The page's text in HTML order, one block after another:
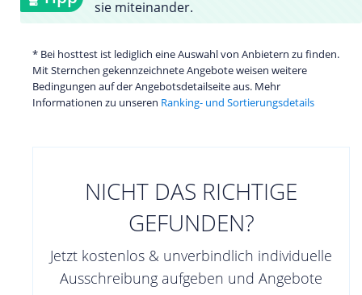
sie miteinander.
* Bei hosttest ist lediglich eine Auswahl von Anbietern zu finden.
Mit Sternchen gekennzeichnete Angebote weisen weitere
Bedingungen auf der Angebotsdetailseite aus. Mehr
Informationen zu unseren Ranking- und Sortierungsdetails
NICHT DAS RICHTIGE
GEFUNDEN?
Jetzt kostenlos & unverbindlich individuelle
Ausschreibung aufgeben und Angebote